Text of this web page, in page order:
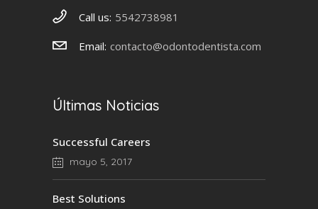
Call us: 5542738981
Email: contacto@odontodentista.com
Últimas Noticias
Successful Careers
mayo 5, 2017
Best Solutions